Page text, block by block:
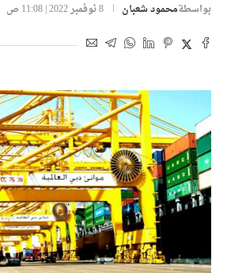
بواسطةمحمود شعبان 8 نوفمبر 2022 | 11:08 ص